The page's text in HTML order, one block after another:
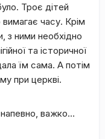
Троє дітей
часу. Крім
з ними необхідно
та історичної
їм сама. А потім
при церкві.
напевно, важко…